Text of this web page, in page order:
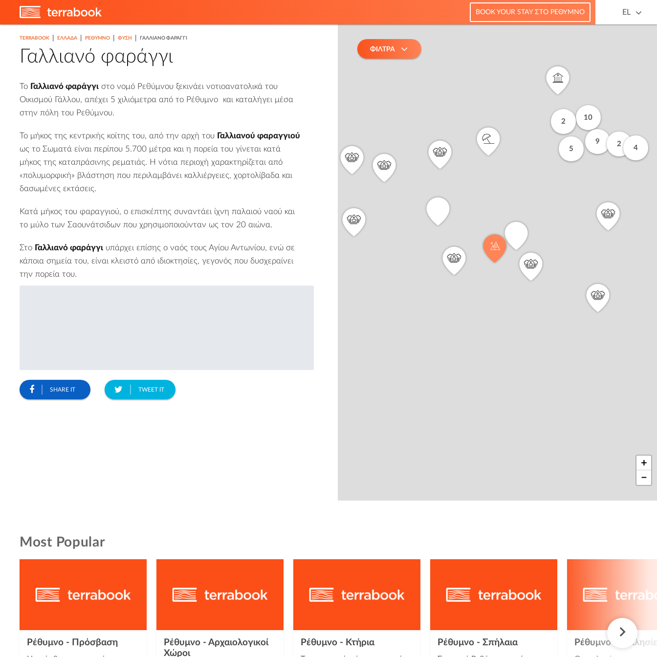
EL
BOOK YOUR STAY ΣΤΟ ΡΈΘΥΜΝΟ
TERRABOOK ΕΛΛΑΔΑ ΡΈΘΥΜΝΟ ΦΎΣΗ ΓΑΛΛΙΑΝΌ ΦΑΡΆΓΓΙ
Γαλλιανό φαράγγι
Το Γαλλιανό φαράγγι στο νομό Ρεθύμνου ξεκινάει νοτιοανατολικά του
Οικισμού Γάλλου, απέχει 5 χιλιόμετρα από το Ρέθυμνο και καταλήγει μέσα
στην πόλη του Ρεθύμνου.
Το μήκος της κεντρικής κοίτης του, από την αρχή του Γαλλιανού φαραγγιού
ως το Σωματά είναι περίπου 5.700 μέτρα και η πορεία του γίνεται κατά
μήκος της καταπράσινης ρεματιάς. Η νότια περιοχή χαρακτηρίζεται από
«πολυμορφική» βλάστηση που περιλαμβάνει καλλιέργειες, χορτολίβαδα και
δασωμένες εκτάσεις.
Κατά μήκος του φαραγγιού, ο επισκέπτης συναντάει ίχνη παλαιού ναού και
το μύλο των Σαουνάτσιδων που χρησιμοποιούνταν ως τον 20 αιώνα.
Στο Γαλλιανό φαράγγι υπάρχει επίσης ο ναός τους Αγίου Αντωνίου, ενώ σε
κάποια σημεία του, είναι κλειστό από ιδιοκτησίες, γεγονός που δυσχεραίνει
την πορεία του.
SHARE IT TWEET IT
5 4
2
2
9
10
ΦΙΛΤΡΑ
+
−
Most Popular
Ρέθυμνο - Πρόσβαση
Ρέθυμνο - Αρχαιολογικοί
Χώροι
Ρέθυμνο - Κτήρια Ρέθυμνο - Σπήλαια Ρέθυμνο -